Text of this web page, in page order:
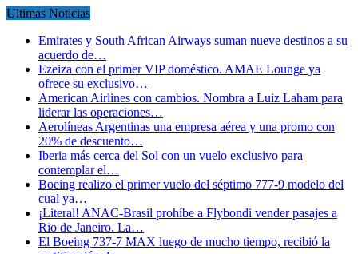
Ultimas Noticias
Emirates y South African Airways suman nueve destinos a su
acuerdo de…
Ezeiza con el primer VIP doméstico. AMAE Lounge ya
ofrece su exclusivo…
American Airlines con cambios. Nombra a Luiz Laham para
liderar las operaciones…
Aerolíneas Argentinas una empresa aérea y una promo con
20% de descuento…
Iberia más cerca del Sol con un vuelo exclusivo para
contemplar el…
Boeing realizo el primer vuelo del séptimo 777-9 modelo del
cual ya…
¡Literal! ANAC-Brasil prohíbe a Flybondi vender pasajes a
Rio de Janeiro. La…
El Boeing 737-7 MAX luego de mucho tiempo, recibió la